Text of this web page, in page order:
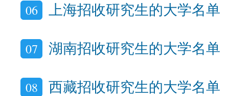
06 上海招收研究生的大学名单
07 湖南招收研究生的大学名单
08 西藏招收研究生的大学名单